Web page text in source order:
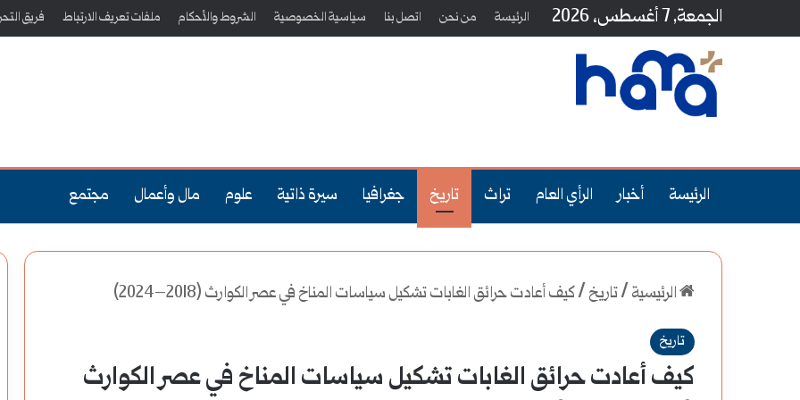
الجمعة, 7 أغسطس، 2026 الرئيسة من نحن اتصل بنا سياسية الخصوصية الشروط والأحكام ملفات تعريف الارتباط فريق
الرئيسة أخبار الرأي العام تراث تاريخ جغرافيا سيرة ذاتية علوم مال وأعمال مجتمع
الرئيسية /تاريخ /كيف أعادت حرائق الغابات تشكيل سياسات المناخ في عصر الكوارث (2018–2024)
تاريخ
كيف أعادت حرائق الغابات تشكيل سياسات المناخ في عصر الكوارث